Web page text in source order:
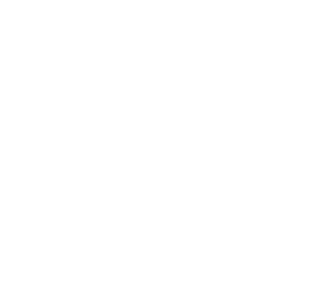
von meinem Vater stammen
besaßen). Kürzlich ist mir das